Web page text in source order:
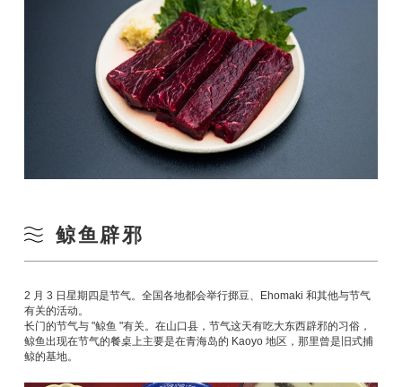
鲸鱼辟邪
2 月 3 日星期四是节气。全国各地都会举行掷豆、Ehomaki 和其他与节气
有关的活动。
长门的节气与 "鲸鱼 "有关。在山口县，节气这天有吃大东西辟邪的习俗，
鲸鱼出现在节气的餐桌上主要是在青海岛的 Kaoyo 地区，那里曾是旧式捕
鲸的基地。